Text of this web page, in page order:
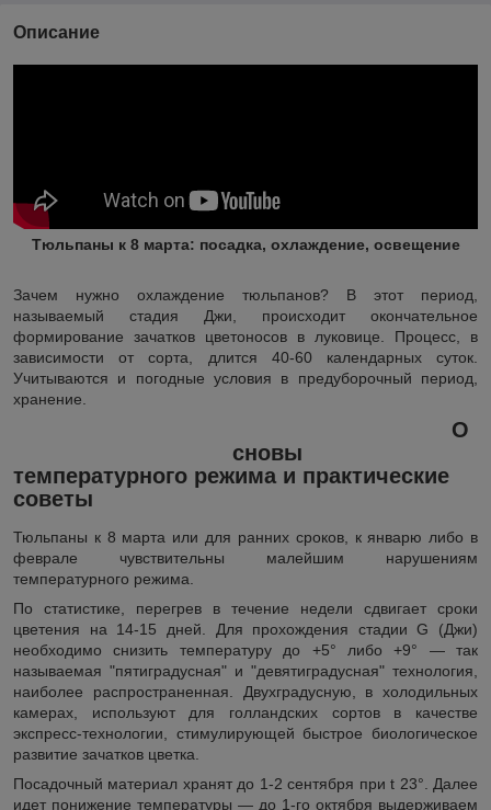
Описание
Тюльпаны к 8 марта: посадка, охлаждение, освещение
Зачем нужно охлаждение тюльпанов? В этот период,
называемый стадия Джи, происходит окончательное
формирование зачатков цветоносов в луковице. Процесс, в
зависимости от сорта, длится 40-60 календарных суток.
Учитываются и погодные условия в предуборочный период,
хранение.
О
сновы
температурного режима и практические
советы
Тюльпаны к 8 марта или для ранних сроков, к январю либо в
феврале чувствительны малейшим нарушениям
температурного режима.
По статистике, перегрев в течение недели сдвигает сроки
цветения на 14-15 дней. Для прохождения стадии G (Джи)
необходимо снизить температуру до +5° либо +9° ― так
называемая "пятиградусная" и "девятиградусная" технология,
наиболее распространенная. Двухградусную, в холодильных
камерах, используют для голландских сортов в качестве
экспресс-технологии, стимулирующей быстрое биологическое
развитие зачатков цветка.
Посадочный материал хранят до 1-2 сентября при t 23°. Далее
идет понижение температуры ― до 1-го октября выдерживаем